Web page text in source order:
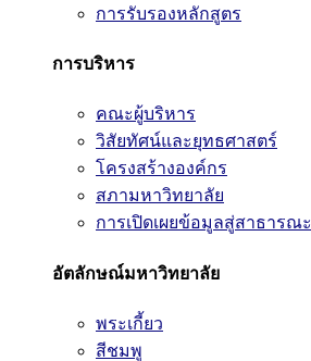
การรับรองหลักสูตร
การบริหาร
คณะผู้บริหาร
วิสัยทัศน์และยุทธศาสตร์
โครงสร้างองค์กร
สภามหาวิทยาลัย
การเปิดเผยข้อมูลสู่สาธารณะ
อัตลักษณ์มหาวิทยาลัย
พระเกี้ยว
สีชมพู